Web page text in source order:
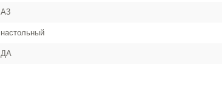
A3
настольный
ДА